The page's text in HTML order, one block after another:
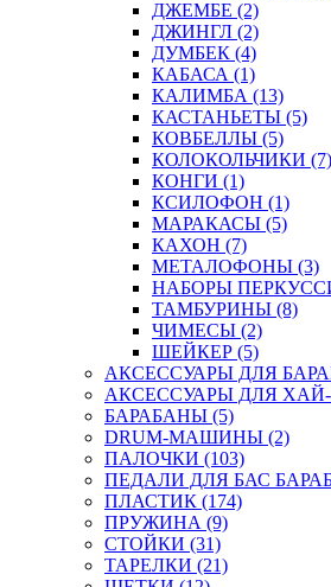
ДЖЕМБЕ (2)
ДЖИНГЛ (2)
ДУМБЕК (4)
КАБАСА (1)
КАЛИМБА (13)
КАСТАНЬЕТЫ (5)
КОВБЕЛЛЫ (5)
КОЛОКОЛЬЧИКИ (7)
КОНГИ (1)
КСИЛОФОН (1)
МАРАКАСЫ (5)
КАХОН (7)
МЕТАЛОФОНЫ (3)
НАБОРЫ
ТАМБУРИНЫ (8)
ЧИМЕСЫ (2)
ШЕЙКЕР (5)
АКСЕССУАРЫ ДЛЯ
АКСЕССУАРЫ ДЛЯ ХАЙ-
БАРАБАНЫ (5)
DRUM-МАШИНЫ (2)
ПАЛОЧКИ (103)
ПЕДАЛИ ДЛЯ БАС
ПЛАСТИК (174)
ПРУЖИНА (9)
СТОЙКИ (31)
ТАРЕЛКИ (21)